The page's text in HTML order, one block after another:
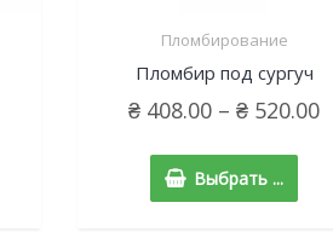
Пломбирование
Пломбир под сургуч
₴ 408.00 –₴ 520.00
Выбрать ...